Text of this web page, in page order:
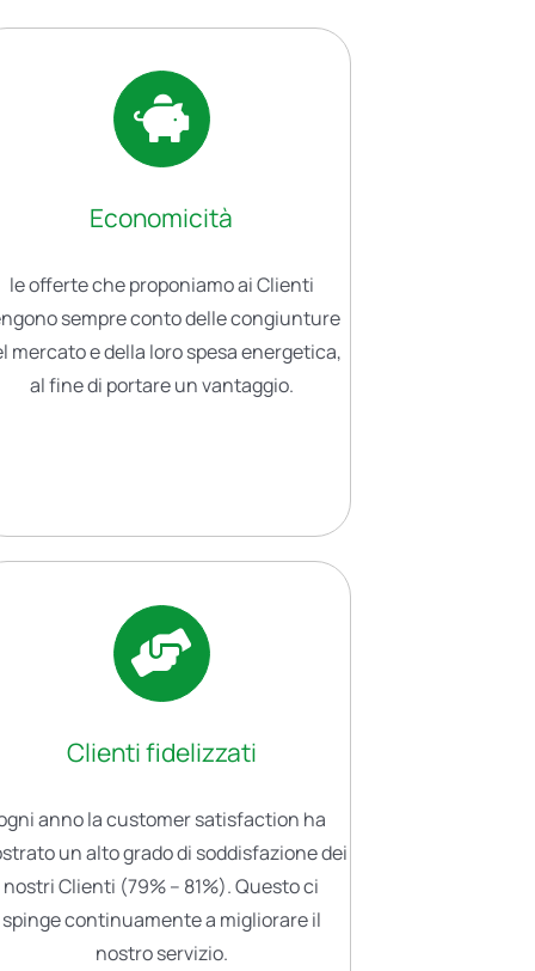
Economicità
le offerte che proponiamo ai Clienti
sempre conto delle congiunture
mercato e della loro spesa energetica,
al fine di portare un vantaggio.
Clienti fidelizzati
anno la customer satisfaction ha
un alto grado di soddisfazione dei
nostri Clienti (79% – 81%). Questo ci
spinge continuamente a migliorare il
nostro servizio.